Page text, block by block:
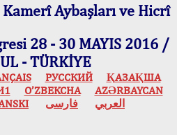
Aybaşları ve Hicrî
28 - 30 MAYIS 2016 /
- TÜRKİYE
РУССКИЙ
ҚАЗАҚША
O’ZBEKCHA
AZӘRBAYCAN
العربي فارسی